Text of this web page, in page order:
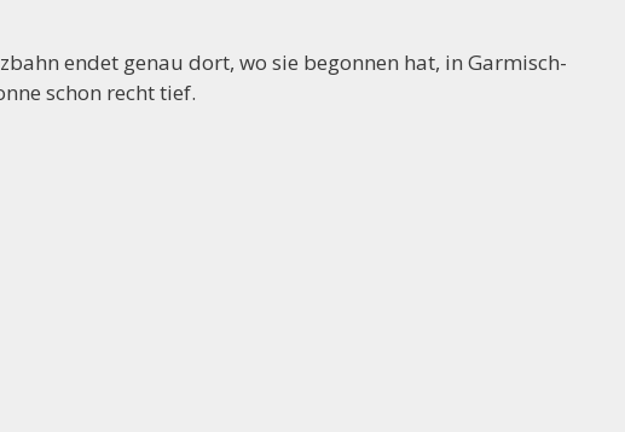
endet genau dort, wo sie begonnen hat, in Garmisch-
schon recht tief.